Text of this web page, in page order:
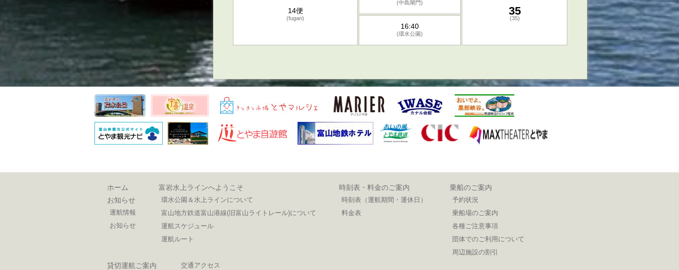
14便
(fugan)
(中島閘門)
35
(35)
16:40
(環水公園)
ホーム
お知らせ
運航情報
お知らせ
富岩水上ラインへようこそ
環水公園＆水上ラインについて
富山地方鉄道富山港線(旧富山ライトレール)について
運航スケジュール
運航ルート
時刻表・料金のご案内
時刻表（運航期間・運休日）
料金表
乗船のご案内
予約状況
乗船場のご案内
各種ご注意事項
団体でのご利用について
周辺施設の割引
貸切運航ご案内 交通アクセス